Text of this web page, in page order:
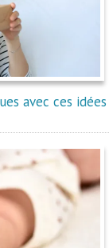
avec ces idées